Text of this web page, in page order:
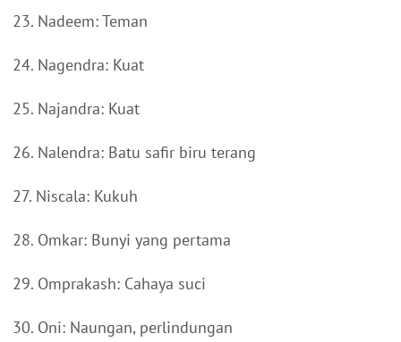
23. Nadeem: Teman
24. Nagendra: Kuat
25. Najandra: Kuat
26. Nalendra: Batu safir biru terang
27. Niscala: Kukuh
28. Omkar: Bunyi yang pertama
29. Omprakash: Cahaya suci
30. Oni: Naungan, perlindungan